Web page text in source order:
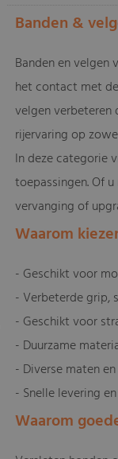
Banden &
Banden en
het contact met
velgen verbeteren
rijervaring op
In deze categorie
toepassingen. Of
vervanging of
Waarom
- Geschikt voor
- Verbeterde grip,
- Geschikt voor
- Duurzame
- Diverse maten
- Snelle levering
Waarom